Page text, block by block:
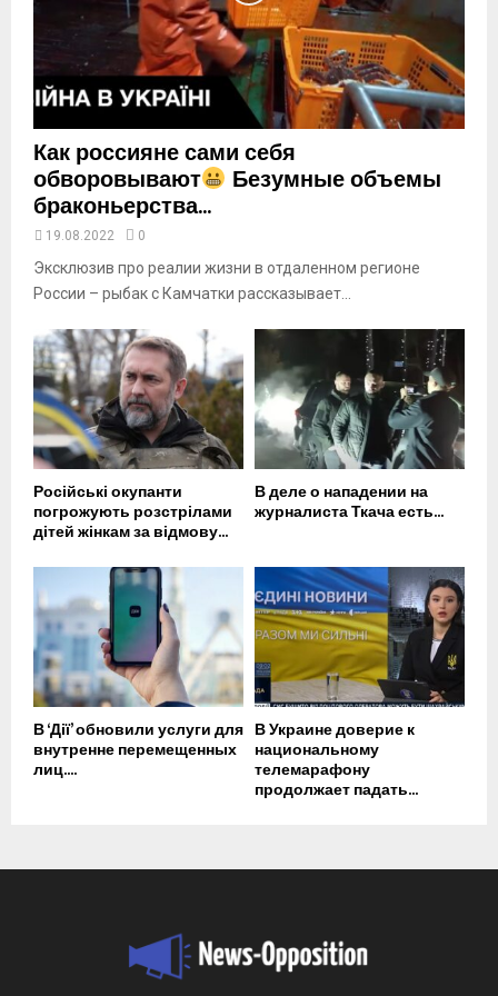
b
e
Как россияне сами себя
обворовывают Безумные объемы
браконьерства...
19.08.2022 0
Эксклюзив про реалии жизни в отдаленном регионе
России – рыбак с Камчатки рассказывает...
Російські окупанти
погрожують розстрілами
дітей жінкам за відмову...
В деле о нападении на
журналиста Ткача есть...
В ‘Дії’ обновили услуги для
внутренне перемещенных
лиц....
В Украине доверие к
национальному
телемарафону
продолжает падать...